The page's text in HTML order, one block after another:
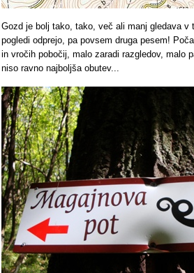
Gozd je bolj tako, tako, več ali manj gledava v
pogledi odprejo, pa povsem druga pesem!
in vročih pobočij, malo zaradi razgledov, malo
niso ravno najboljša obutev...